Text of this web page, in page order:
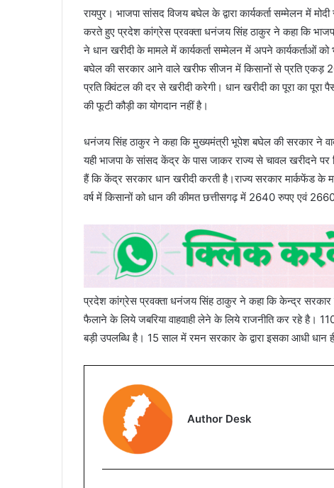
रायपुर। भाजपा सांसद विजय बघेल के द्वारा कार्यकर्ता सम्मेलन में
करते हुए प्रदेश कांग्रेस प्रवक्ता धनंजय सिंह ठाकुर ने कहा कि
ने धान खरीदी के मामले में कार्यकर्ता सम्मेलन में अपने कार्यकर्ताओं
बघेल की सरकार आने वाले खरीफ सीजन में किसानों से प्रति एकड़
प्रति क्विंटल की दर से खरीदी करेगी। धान खरीदी का पूरा का पूरा
की फूटी कौड़ी का योगदान नहीं है।
धनंजय सिंह ठाकुर ने कहा कि मुख्यमंत्री भूपेश बघेल की सरकार ने
यही भाजपा के सांसद केंद्र के पास जाकर राज्य से चावल खरीदने
हैं कि केंद्र सरकार धान खरीदी करती है।राज्य सरकार मार्कफेंड के
वर्ष में किसानों को धान की कीमत छत्तीसगढ़ में 2640 रुपए एवं
प्रदेश कांग्रेस प्रवक्ता धनंजय सिंह ठाकुर ने कहा कि केन्द्र सरकार
फैलाने के लिये जबरिया वाहवाही लेने के लिये राजनीति कर रहे है।
बड़ी उपलब्धि है। 15 साल में रमन सरकार के द्वारा इसका आधी धान
Author Desk